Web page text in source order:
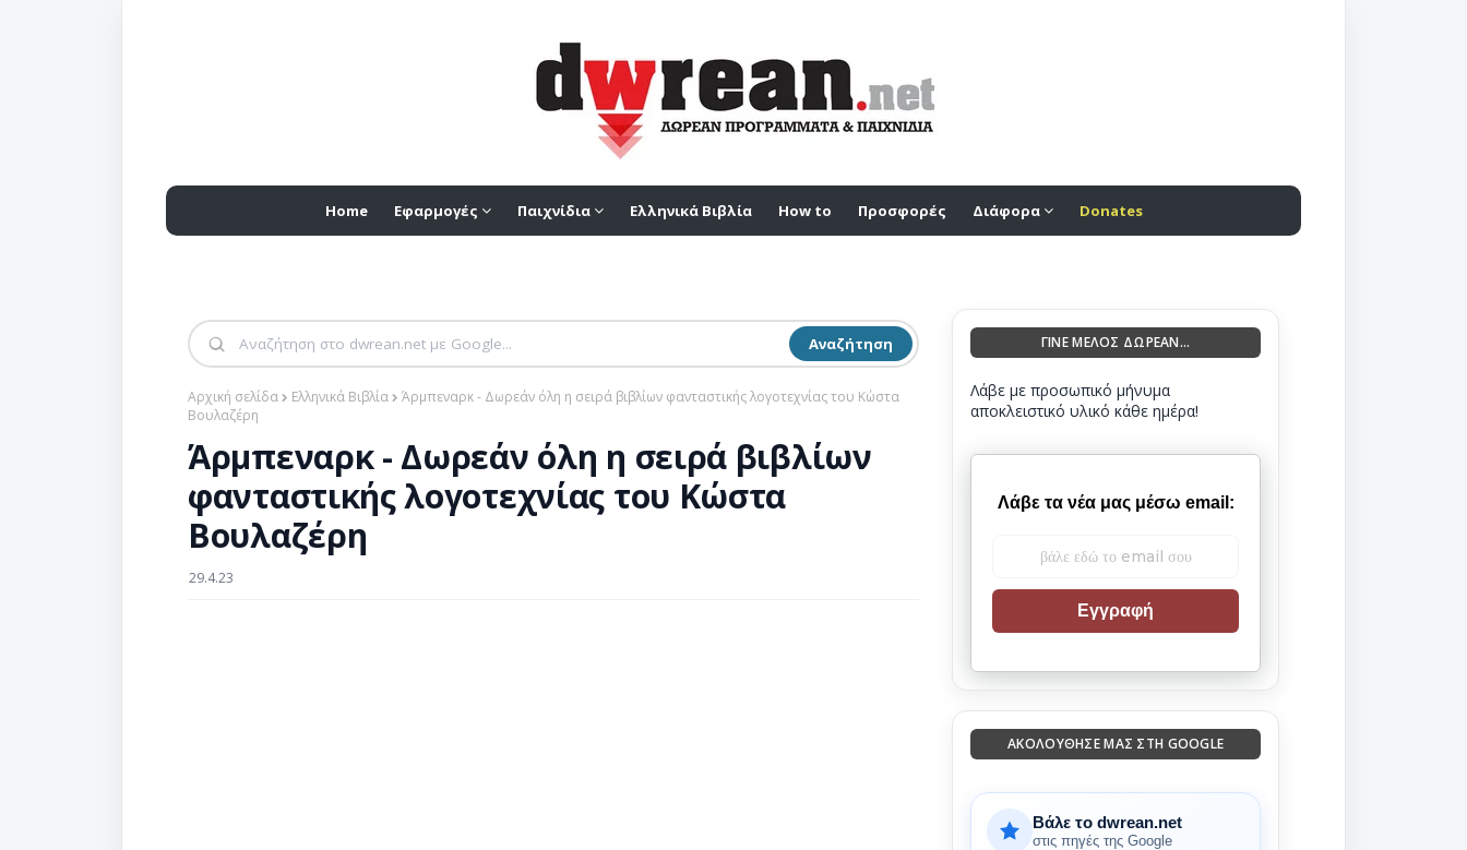
Home Εφαρμογές Παιχνίδια Ελληνικά Βιβλία How to Προσφορές Διάφορα Donates
Αναζήτηση
Αρχική σελίδα Ελληνικά Βιβλία
Άρμπεναρκ - Δωρεάν όλη η σειρά βιβλίων φανταστικής λογοτεχνίας του Κώστα
Βουλαζέρη
Άρμπεναρκ - Δωρεάν όλη η σειρά βιβλίων
φανταστικής λογοτεχνίας του Κώστα
Βουλαζέρη
29.4.23
ΓΙΝΕ ΜΕΛΟΣ ΔΩΡΕΑΝ...
Λάβε με προσωπικό μήνυμα
αποκλειστικό υλικό κάθε ημέρα!
Λάβε τα νέα μας μέσω email:
Εγγραφή
ΑΚΟΛΟΎΘΗΣΈ ΜΑΣ ΣΤΗ GOOGLE
Βάλε το dwrean.net
στις πηγές της Google